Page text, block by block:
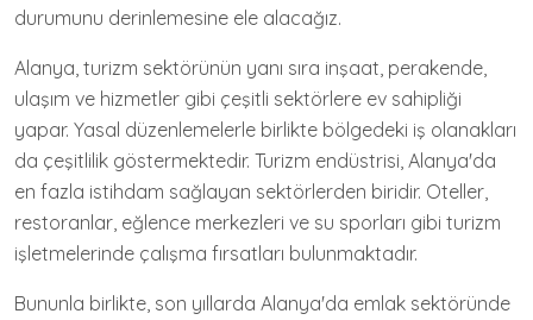
durumunu derinlemesine ele alacağız.
Alanya, turizm sektörünün yanı sıra inşaat, perakende,
ulaşım ve hizmetler gibi çeşitli sektörlere ev sahipliği
yapar. Yasal düzenlemelerle birlikte bölgedeki iş olanakları
da çeşitlilik göstermektedir. Turizm endüstrisi, Alanya'da
en fazla istihdam sağlayan sektörlerden biridir. Oteller,
restoranlar, eğlence merkezleri ve su sporları gibi turizm
işletmelerinde çalışma fırsatları bulunmaktadır.
Bununla birlikte, son yıllarda Alanya'da emlak sektöründe